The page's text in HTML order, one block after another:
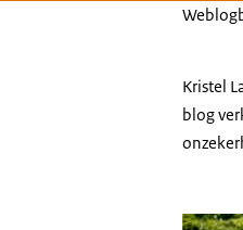
Kristel
blog